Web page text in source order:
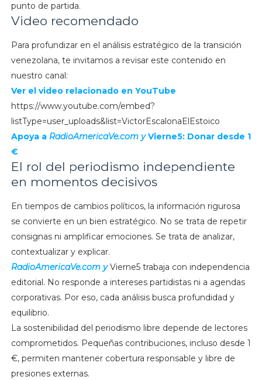
punto de partida.
Video recomendado
Para profundizar en el análisis estratégico de la transición
venezolana, te invitamos a revisar este contenido en
nuestro canal:
Ver el video relacionado en YouTube
https://www.youtube.com/embed?
listType=user_uploads&list=VictorEscalonaElEstoico
Apoya a RadioAmericaVe.com yVierne5: Donar desde 1
€
El rol del periodismo independiente
en momentos decisivos
En tiempos de cambios políticos, la información rigurosa
se convierte en un bien estratégico. No se trata de repetir
consignas ni amplificar emociones. Se trata de analizar,
contextualizar y explicar.
RadioAmericaVe.com yVierne5 trabaja con independencia
editorial. No responde a intereses partidistas ni a agendas
corporativas. Por eso, cada análisis busca profundidad y
equilibrio.
La sostenibilidad del periodismo libre depende de lectores
comprometidos. Pequeñas contribuciones, incluso desde 1
€, permiten mantener cobertura responsable y libre de
presiones externas.